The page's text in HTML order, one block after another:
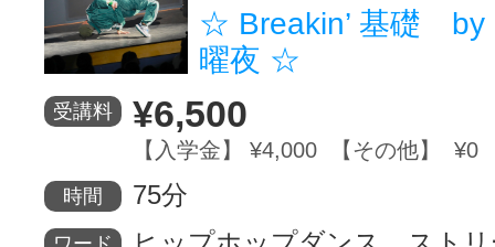
☆ Breakin’ 基礎
曜夜 ☆
受講料 ¥6,500
【入学金】 ¥4,000 【その他】 ¥0
時間 75分